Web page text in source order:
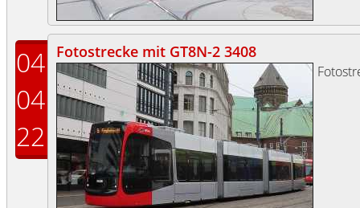
04
04
22
Fotostrecke mit GT8N-2 3408